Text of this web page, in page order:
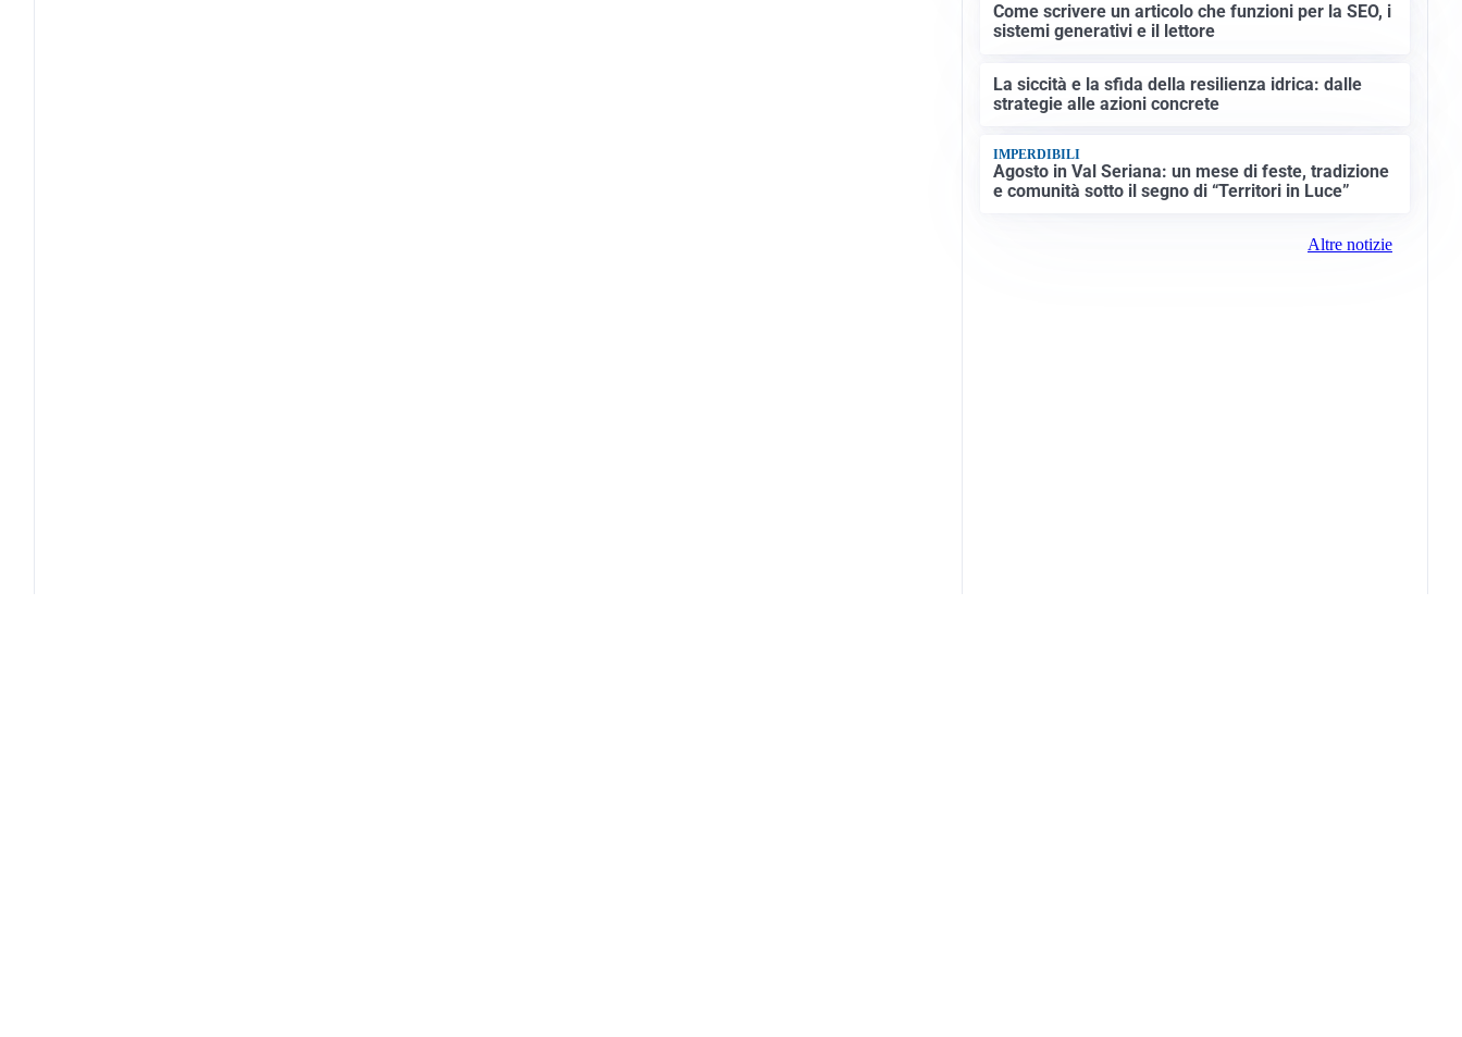
Come scrivere un articolo che funzioni per la SEO, i
sistemi generativi e il lettore
La siccità e la sfida della resilienza idrica: dalle
strategie alle azioni concrete
IMPERDIBILI
Agosto in Val Seriana: un mese di feste, tradizione
e comunità sotto il segno di “Territori in Luce”
Altre notizie